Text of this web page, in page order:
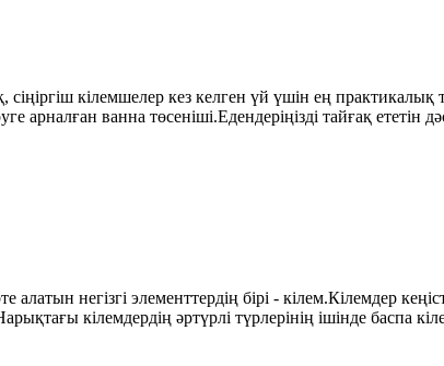
сіңіргіш кілемшелер кез келген үй үшін ең
арналған ванна төсеніші.Едендеріңізді тайғақ ететін
алатын негізгі элементтердің бірі - кілем.Кілемдер
кілемдердің әртүрлі түрлерінің ішінде баспа